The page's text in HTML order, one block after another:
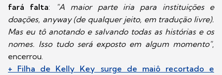
fará falta:
"A maior parte iria para instituições e
doações, anyway (de qualquer jeito, em tradução livre).
Mas eu tô anotando e salvando todas as histórias e os
nomes. Isso tudo será exposto em algum momento",
encerrou.
+ Filha de Kelly Key surge de maiô recortado e